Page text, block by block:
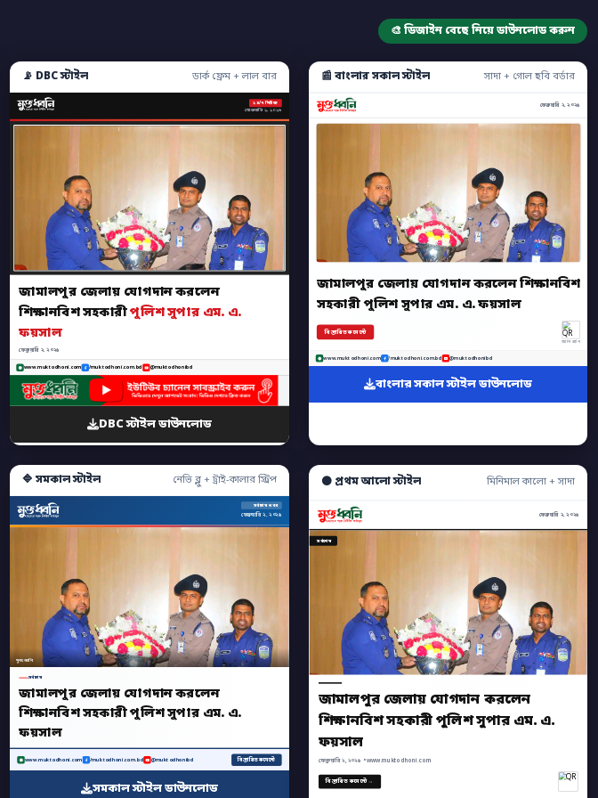
🎨 ডিজাইন বেছে নিয়ে ডাউনলোড করুন
📡 DBC স্টাইল ডার্ক ফ্রেম + লাল বার
২৪/৭ নিউজ
ফেব্রুয়ারি ২, ২০২৬
জামালপুর জেলায় যোগদান করলেন
শিক্ষানবিশ সহকারীপুলিশ সুপার এম. এ.
ফয়সাল
ফেব্রুয়ারি ২, ২০২৬
www.muktodhoni.com /muktodhoni.com.bd @muktodhonibd
DBC স্টাইল ডাউনলোড
📰 বাংলার সকাল স্টাইল সাদা + গোল ছবি বর্ডার
ফেব্রুয়ারি ২, ২০২৬
জামালপুর জেলায় যোগদান করলেন শিক্ষানবিশ
সহকারী পুলিশ সুপার এম. এ. ফয়সাল
বিস্তারিত কমেন্টে
অ্যাপ স্ক্যান
www.muktodhoni.com /muktodhoni.com.bd @muktodhonibd
বাংলার সকাল স্টাইল ডাউনলোড
🔷 সমকাল স্টাইল নেভি ব্লু + ট্রাই-কালার স্ট্রিপ
সর্বশেষ খবর
ফেব্রুয়ারি ২, ২০২৬
মুক্তধ্বনি
সর্বশেষ
জামালপুর জেলায় যোগদান করলেন
শিক্ষানবিশ সহকারী পুলিশ সুপার এম. এ.
ফয়সাল
www.muktodhoni.com /muktodhoni.com.bd @muktodhonibd বিস্তারিত কমেন্টে
সমকাল স্টাইল ডাউনলোড
⚫ প্রথম আলো স্টাইল মিনিমাল কালো + সাদা
ফেব্রুয়ারি ২, ২০২৬
সর্বশেষ
জামালপুর জেলায় যোগদান করলেন
শিক্ষানবিশ সহকারী পুলিশ সুপার এম. এ.
ফয়সাল
ফেব্রুয়ারি ২, ২০২৬ • www.muktodhoni.com
বিস্তারিত কমেন্টে →